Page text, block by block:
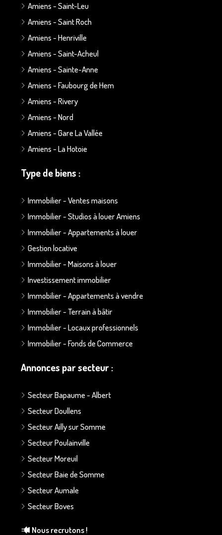
Amiens - Saint-Leu
Amiens - Saint Roch
Amiens - Henriville
Amiens - Saint-Acheul
Amiens - Sainte-Anne
Amiens - Faubourg de Hem
Amiens - Rivery
Amiens - Nord
Amiens - Gare La Vallée
Amiens - La Hotoie
Type de biens :
Immobilier - Ventes maisons
Immobilier - Studios à louer Amiens
Immobilier - Appartements à louer
Gestion locative
Immobilier - Maisons à louer
Investissement immobilier
Immobilier - Appartements à vendre
Immobilier - Terrain à bâtir
Immobilier - Locaux professionnels
Immobilier - Fonds de Commerce
Annonces par secteur :
Secteur Bapaume - Albert
Secteur Doullens
Secteur Ailly sur Somme
Secteur Poulainville
Secteur Moreuil
Secteur Baie de Somme
Secteur Aumale
Secteur Boves
Nous recrutons !